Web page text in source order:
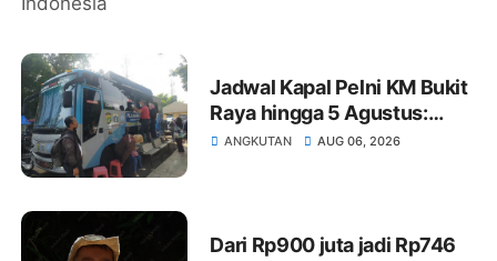
Jadwal Kapal Pelni KM Bukit
Raya hingga 5 Agustus:
Rute Surabaya-Pontianak,
ANGKUTAN AUG 06, 2026
Dari Rp900 juta jadi Rp746